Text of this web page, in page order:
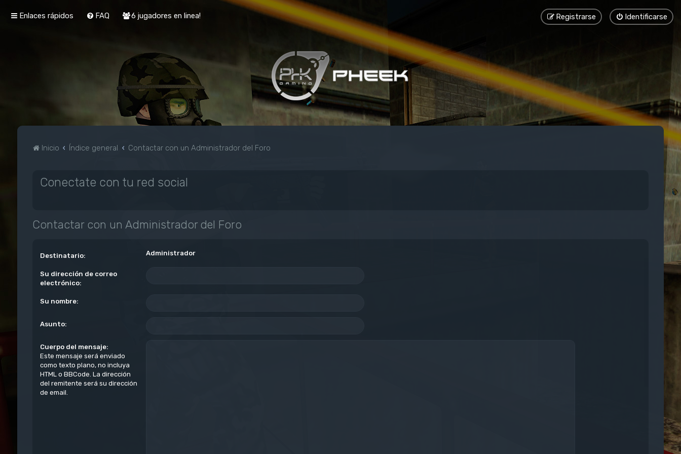
Enlaces rápidos FAQ 6 jugadores en linea! Identificarse
Registrarse
Inicio Índice general Contactar con un Administrador del Foro
Conectate con tu red social
Contactar con un Administrador del Foro
Destinatario: Administrador
Su dirección de correo
electrónico:
Su nombre:
Asunto:
Cuerpo del mensaje:
Este mensaje será enviado
como texto plano, no incluya
HTML o BBCode. La dirección
del remitente será su dirección
de email.